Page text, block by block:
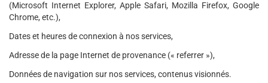
(Microsoft Internet Explorer, Apple Safari, Mozilla Firefox, Google
Chrome, etc.),
Dates et heures de connexion à nos services,
Adresse de la page Internet de provenance (« referrer »),
Données de navigation sur nos services, contenus visionnés.